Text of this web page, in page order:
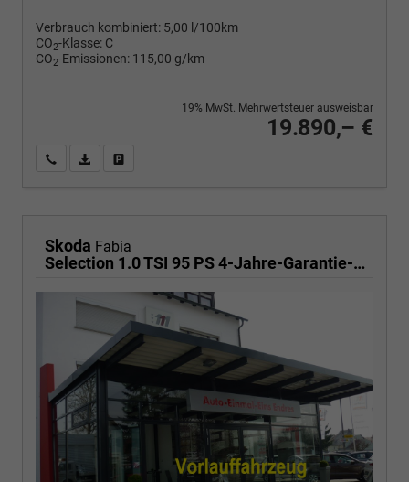
Verbrauch kombiniert: 5,00 l/100km
CO2-Klasse: C
CO2-Emissionen: 115,00 g/km
19.890,– €
19% MwSt. Mehrwertsteuer ausweisbar
Wir rufen Sie anPDF-Fahrzeugexposé drucken
Skoda Fabia
Selection 1.0 TSI 95 PS 4-Jahre-Garantie-AppleCarPlay-AndroidAuto-LED-PDC-Sitzheizung-DAB-Klima